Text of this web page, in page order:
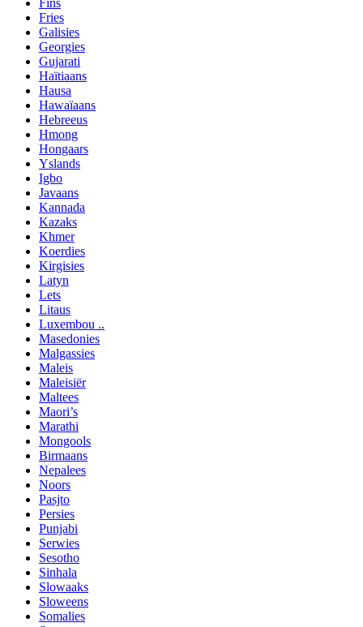
Fries
Galisies
Georgies
Gujarati
Haïtiaans
Hausa
Hawaïaans
Hebreeus
Hmong
Hongaars
Yslands
Igbo
Javaans
Kannada
Kazaks
Khmer
Koerdies
Kirgisies
Latyn
Lets
Litaus
Luxembou ..
Masedonies
Malgassies
Maleis
Maleisiër
Maltees
Maori’s
Marathi
Mongools
Birmaans
Nepalees
Noors
Pasjto
Persies
Punjabi
Serwies
Sesotho
Sinhala
Slowaaks
Sloweens
Somalies